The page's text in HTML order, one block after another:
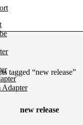
Adapter
tagged “new release”
new release